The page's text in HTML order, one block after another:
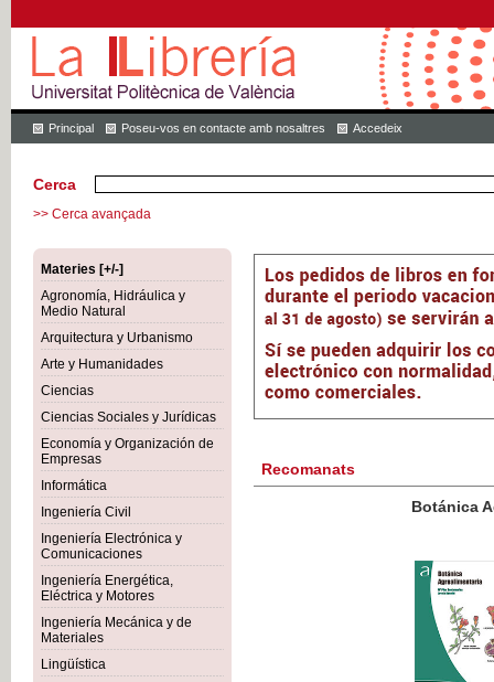
Principal Poseu-vos en contacte amb nosaltres Accedeix
Cerca
>> Cerca avançada
Materies [+/-]
Agronomía, Hidráulica y
Medio Natural
Arquitectura y Urbanismo
Arte y Humanidades
Ciencias
Ciencias Sociales y Jurídicas
Economía y Organización de
Empresas
Informática
Ingeniería Civil
Ingeniería Electrónica y
Comunicaciones
Ingeniería Energética,
Eléctrica y Motores
Ingeniería Mecánica y de
Materiales
Lingüística
Recomanats
Botánica Agroalimentaria
IVA